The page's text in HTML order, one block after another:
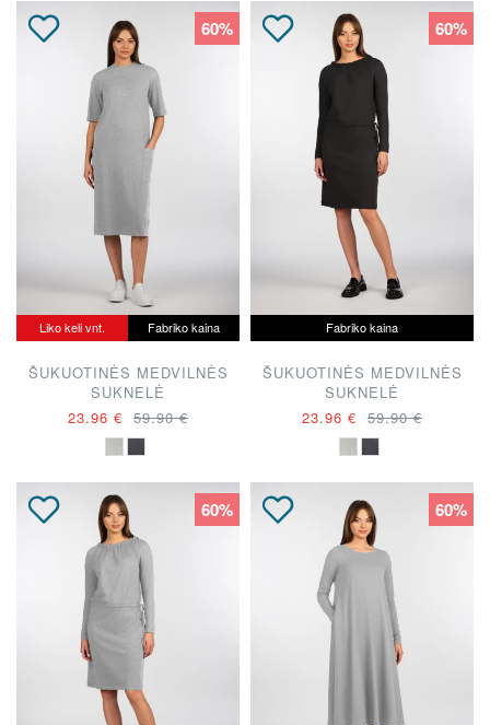
60%
Liko keli vnt. Fabriko kaina
ŠUKUOTINĖS MEDVILNĖS
SUKNELĖ
23.96 € 59.90 €
60%
Fabriko kaina
ŠUKUOTINĖS MEDVILNĖS
SUKNELĖ
23.96 € 59.90 €
60% 60%